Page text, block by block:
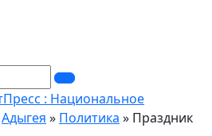
: Национальное
Адыгея » Политика » Праздник